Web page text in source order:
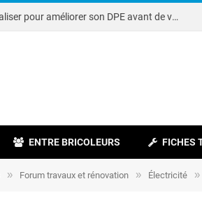
Note DPE : petits travaux à réaliser pour améliorer son DPE avant de vendre
ENTRE BRICOLEURS FICHES
» Forum travaux et rénovation » Électricité »